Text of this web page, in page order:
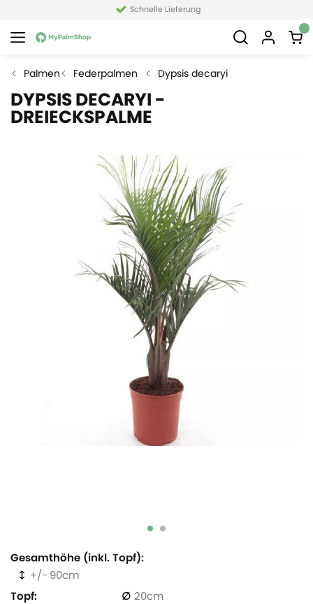
Schnelle Lieferung
Palmen Federpalmen Dypsis decaryi
DYPSIS DECARYI -
DREIECKSPALME
Gesamthöhe (inkl. Topf)
90
Topf
20